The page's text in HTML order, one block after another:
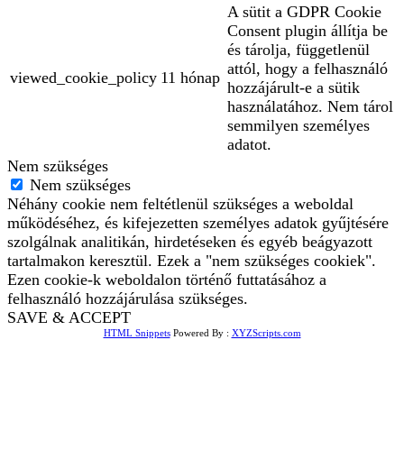
viewed_cookie_policy 11 hónap
A sütit a GDPR Cookie
Consent plugin állítja be
és tárolja, függetlenül
attól, hogy a felhasználó
hozzájárult-e a sütik
használatához. Nem tárol
semmilyen személyes
adatot.
Nem szükséges
Nem szükséges
Néhány cookie nem feltétlenül szükséges a weboldal
működéséhez, és kifejezetten személyes adatok gyűjtésére
szolgálnak analitikán, hirdetéseken és egyéb beágyazott
tartalmakon keresztül. Ezek a "nem szükséges cookiek".
Ezen cookie-k weboldalon történő futtatásához a
felhasználó hozzájárulása szükséges.
SAVE & ACCEPT
HTML SnippetsPowered By : XYZScripts.com